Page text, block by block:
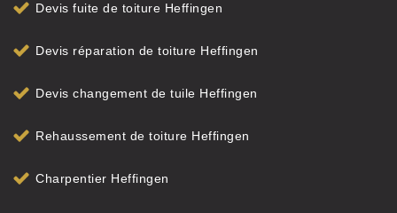
Devis fuite de toiture Heffingen
Devis réparation de toiture Heffingen
Devis changement de tuile Heffingen
Rehaussement de toiture Heffingen
Charpentier Heffingen